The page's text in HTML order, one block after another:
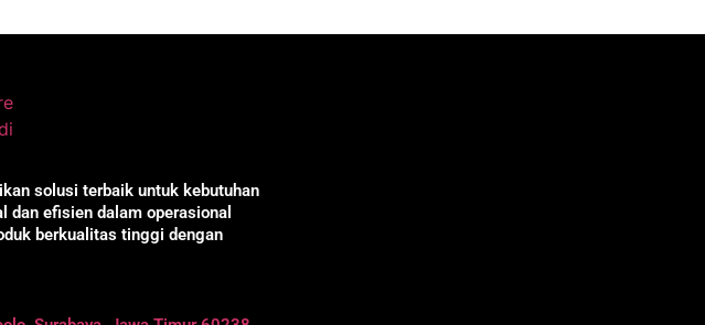
solusi terbaik untuk kebutuhan
dan efisien dalam operasional
berkualitas tinggi dengan